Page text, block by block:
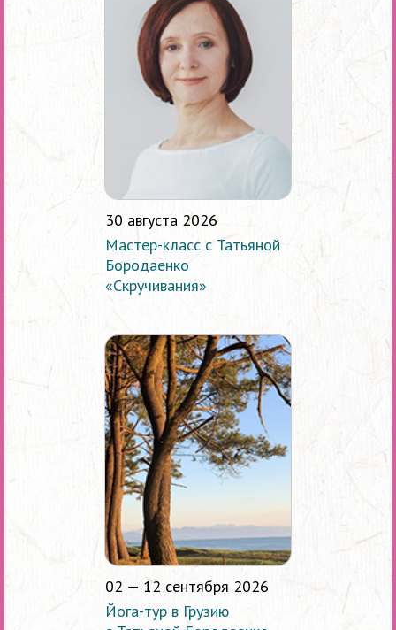
30 августа 2026
Мастер-класс с Татьяной
Бородаенко
«Скручивания»
02 — 12 сентября 2026
Йога-тур в Грузию